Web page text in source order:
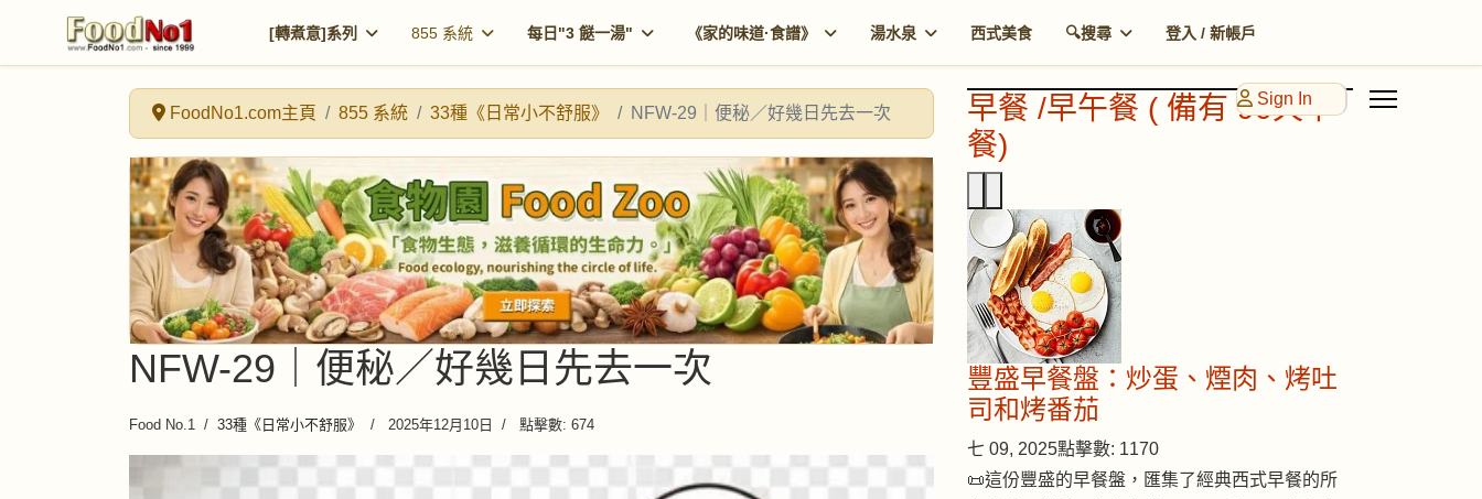
[轉煮意]系列 855 系統 每日"3 餸一湯" 《家的味道·食譜》 湯水泉 西式美食 🔍搜尋 登入 / 新帳戶
Sign In
FoodNo1.com主頁 855 系統 33種《日常小不舒服》 NFW-29｜便秘／好幾日先去一次
NFW-29｜便秘／好幾日先去一次
Food No.1 33種《日常小不舒服》 2025年12月10日 點擊數: 674
早餐 /早午餐 ( 備有 90天早
餐)
豐盛早餐盤：炒蛋、煙肉、烤吐
司和烤番茄
七 09, 2025點擊數: 1170
📜這份豐盛的早餐盤，匯集了經典西式早餐的所